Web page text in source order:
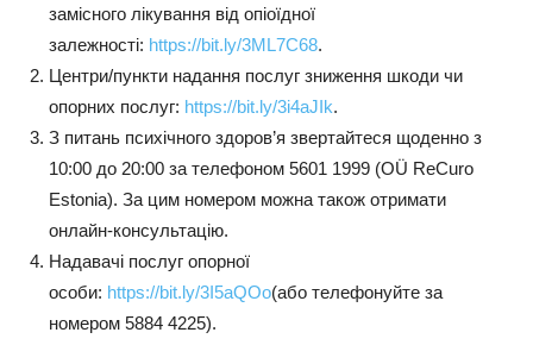
замісного лікування від опіоїдної
залежності: https://bit.ly/3ML7C68.
Центри/пункти надання послуг зниження шкоди чи
опорних послуг: https://bit.ly/3i4aJIk.
З питань психічного здоров’я звертайтеся щоденно з
10:00 до 20:00 за телефоном 5601 1999 (OÜ ReCuro
Estonia). За цим номером можна також отримати
онлайн-консультацію.
Надавачі послуг опорної
особи: https://bit.ly/3I5aQOo(або телефонуйте за
номером 5884 4225).